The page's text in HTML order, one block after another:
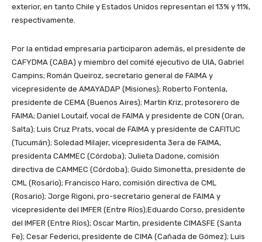
exterior, en tanto Chile y Estados Unidos representan el 13% y 11%,
respectivamente.
Por la entidad empresaria participaron además, el presidente de
CAFYDMA (CABA) y miembro del comité ejecutivo de UIA, Gabriel
Campins; Román Queiroz, secretario general de FAIMA y
vicepresidente de AMAYADAP (Misiones); Roberto Fontenla,
presidente de CEMA (Buenos Aires); Martín Kriz, protesorero de
FAIMA; Daniel Loutaif, vocal de FAIMA y presidente de CON (Oran,
Salta); Luis Cruz Prats, vocal de FAIMA y presidente de CAFITUC
(Tucumán); Soledad Milajer, vicepresidenta 3era de FAIMA,
presidenta CAMMEC (Córdoba); Julieta Dadone, comisión
directiva de CAMMEC (Córdoba); Guido Simonetta, presidente de
CML (Rosario); Francisco Haro, comisión directiva de CML
(Rosario); Jorge Rigoni, pro-secretario general de FAIMA y
vicepresidente del IMFER (Entre Ríos);Eduardo Corso, presidente
del IMFER (Entre Ríos); Oscar Martin, presidente CIMASFE (Santa
Fe); Cesar Federici, presidente de CIMA (Cañada de Gómez); Luis